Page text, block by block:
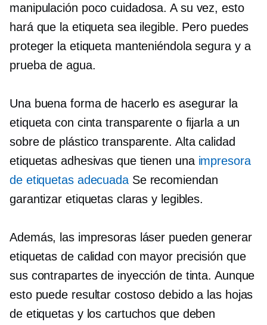
manipulación poco cuidadosa. A su vez, esto
hará que la etiqueta sea ilegible. Pero puedes
proteger la etiqueta manteniéndola segura y a
prueba de agua.
Una buena forma de hacerlo es asegurar la
etiqueta con cinta transparente o fijarla a un
sobre de plástico transparente. Alta calidad
etiquetas adhesivas que tienen una impresora
de etiquetas adecuadaSe recomiendan
garantizar etiquetas claras y legibles.
Además, las impresoras láser pueden generar
etiquetas de calidad con mayor precisión que
sus contrapartes de inyección de tinta. Aunque
esto puede resultar costoso debido a las hojas
de etiquetas y los cartuchos que deben